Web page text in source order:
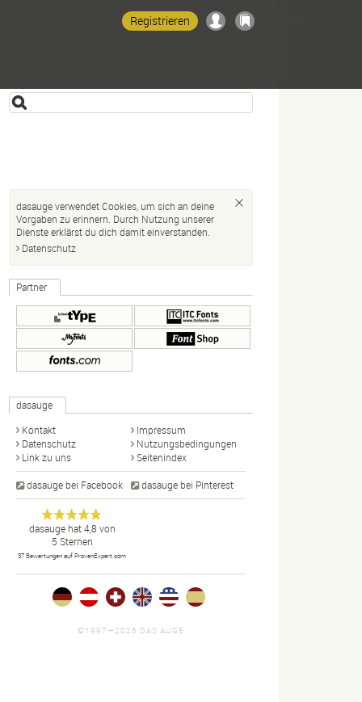
Registrieren
dasauge verwendet Cookies, um sich an deine
Vorgaben zu erinnern. Durch Nutzung unserer
Dienste erklärst du dich damit einverstanden.
Datenschutz
Partner
dasauge
Kontakt
Impressum
Datenschutz
Nutzungsbedingungen
Link zu uns
Seitenindex
dasauge bei Facebook dasauge bei Pinterest
dasauge
Designer,
Fotografen,
Agenturen,
Portfolios
und Jobs.
Anonym
dasaugehat4,8 von
5 Sternen
37 Bewertungen auf ProvenExpert.com
©1997—2026 DAS AUGE